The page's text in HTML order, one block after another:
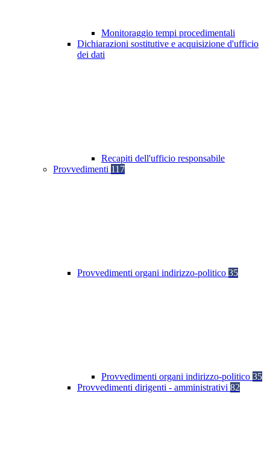
Monitoraggio tempi procedimentali
Dichiarazioni sostitutive e acquisizione d'ufficio
dei dati
Recapiti dell'ufficio responsabile
Provvedimenti 117
Provvedimenti organi indirizzo-politico 35
Provvedimenti organi indirizzo-politico 35
Provvedimenti dirigenti - amministrativi 82